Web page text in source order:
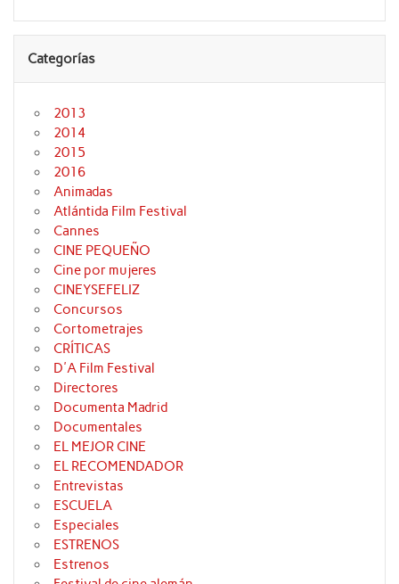
Categorías
2013
2014
2015
2016
Animadas
Atlántida Film Festival
Cannes
CINE PEQUEÑO
Cine por mujeres
CINEYSEFELIZ
Concursos
Cortometrajes
CRÍTICAS
D'A Film Festival
Directores
Documenta Madrid
Documentales
EL MEJOR CINE
EL RECOMENDADOR
Entrevistas
ESCUELA
Especiales
ESTRENOS
Estrenos